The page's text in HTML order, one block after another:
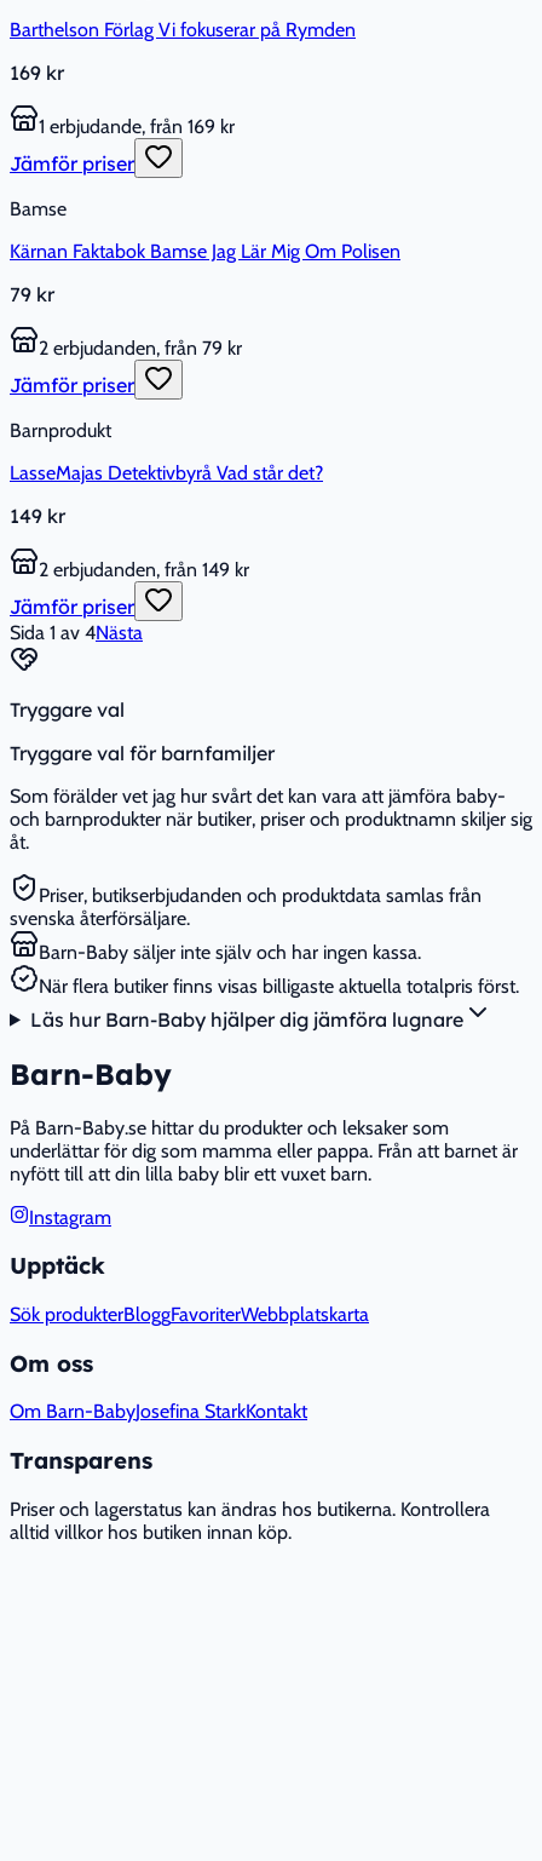
Barthelson Förlag Vi fokuserar på Rymden
169 kr
1 erbjudande, från 169 kr
Jämför priser
Bamse
Kärnan Faktabok Bamse Jag Lär Mig Om Polisen
79 kr
2 erbjudanden, från 79 kr
Jämför priser
Barnprodukt
LasseMajas Detektivbyrå Vad står det?
149 kr
2 erbjudanden, från 149 kr
Jämför priser
Sida 1 av 4Nästa
Tryggare val
Tryggare val för barnfamiljer
Som förälder vet jag hur svårt det kan vara att jämföra baby-
och barnprodukter när butiker, priser och produktnamn skiljer sig
åt.
Priser, butikserbjudanden och produktdata samlas från
svenska återförsäljare.
Barn-Baby säljer inte själv och har ingen kassa.
När flera butiker finns visas billigaste aktuella totalpris först.
Läs hur Barn-Baby hjälper dig jämföra lugnare
Barn-Baby
På Barn-Baby.se hittar du produkter och leksaker som
underlättar för dig som mamma eller pappa. Från att barnet är
nyfött till att din lilla baby blir ett vuxet barn.
Instagram
Upptäck
Sök produkterBloggFavoriterWebbplatskarta
Om oss
Om Barn-BabyJosefina StarkKontakt
Transparens
Priser och lagerstatus kan ändras hos butikerna. Kontrollera
alltid villkor hos butiken innan köp.